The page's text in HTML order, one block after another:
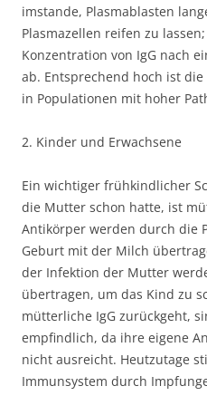
imstande, Plasmablasten
Plasmazellen reifen zu
Konzentration von IgG nach
ab. Entsprechend hoch ist
in Populationen mit hoher
2. Kinder und Erwachsene
Ein wichtiger frühkindlicher
die Mutter schon hatte, ist
Antikörper werden durch die
Geburt mit der Milch
der Infektion der Mutter
übertragen, um das Kind zu
mütterliche IgG zurückgeht,
empfindlich, da ihre eigene
nicht ausreicht. Heutzutage
Immunsystem durch